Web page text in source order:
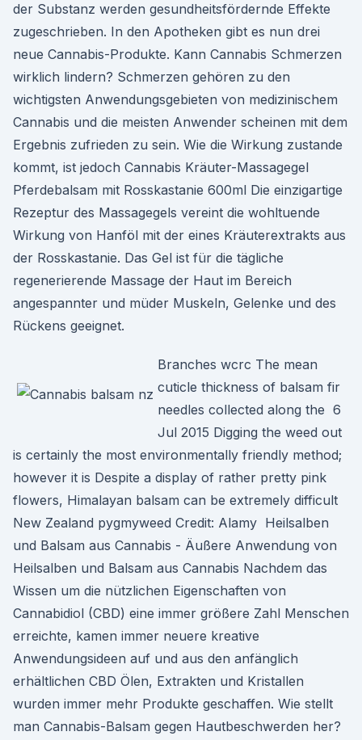
der Substanz werden gesundheitsfördernde Effekte
zugeschrieben. In den Apotheken gibt es nun drei
neue Cannabis-Produkte. Kann Cannabis Schmerzen
wirklich lindern? Schmerzen gehören zu den
wichtigsten Anwendungsgebieten von medizinischem
Cannabis und die meisten Anwender scheinen mit dem
Ergebnis zufrieden zu sein. Wie die Wirkung zustande
kommt, ist jedoch Cannabis Kräuter-Massagegel
Pferdebalsam mit Rosskastanie 600ml Die einzigartige
Rezeptur des Massagegels vereint die wohltuende
Wirkung von Hanföl mit der eines Kräuterextrakts aus
der Rosskastanie. Das Gel ist für die tägliche
regenerierende Massage der Haut im Bereich
angespannter und müder Muskeln, Gelenke und des
Rückens geeignet.
Branches wcrc The mean
cuticle thickness of balsam fir
needles collected along the 6
Jul 2015 Digging the weed out
is certainly the most environmentally friendly method;
however it is Despite a display of rather pretty pink
flowers, Himalayan balsam can be extremely difficult
New Zealand pygmyweed Credit: Alamy Heilsalben
und Balsam aus Cannabis - Äußere Anwendung von
Heilsalben und Balsam aus Cannabis Nachdem das
Wissen um die nützlichen Eigenschaften von
Cannabidiol (CBD) eine immer größere Zahl Menschen
erreichte, kamen immer neuere kreative
Anwendungsideen auf und aus den anfänglich
erhältlichen CBD Ölen, Extrakten und Kristallen
wurden immer mehr Produkte geschaffen. Wie stellt
man Cannabis-Balsam gegen Hautbeschwerden her?